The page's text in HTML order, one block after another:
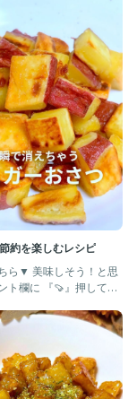
質でこれからの時
いしいレシピや栄
です☺️
約を楽しむレシピ
う！と思
ト欄に 『🍠』押してね